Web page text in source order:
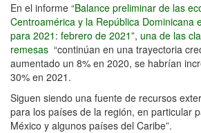
En el informe “Balance preliminar de las
Centroamérica y la República Dominicana
para 2021: febrero de 2021”, una de las
remesas “continúan en una trayectoria
aumentado un 8% en 2020, se habrían
30% en 2021.
Siguen siendo una fuente de recursos
para los países de la región, en particular
México y algunos países del Caribe”.